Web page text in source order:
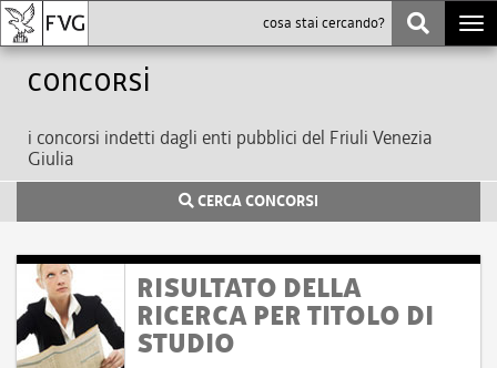
Concorsi
i concorsi indetti dagli enti pubblici del Friuli Venezia
Giulia
CERCA CONCORSI
RISULTATO DELLA
RICERCA PER TITOLO DI
STUDIO